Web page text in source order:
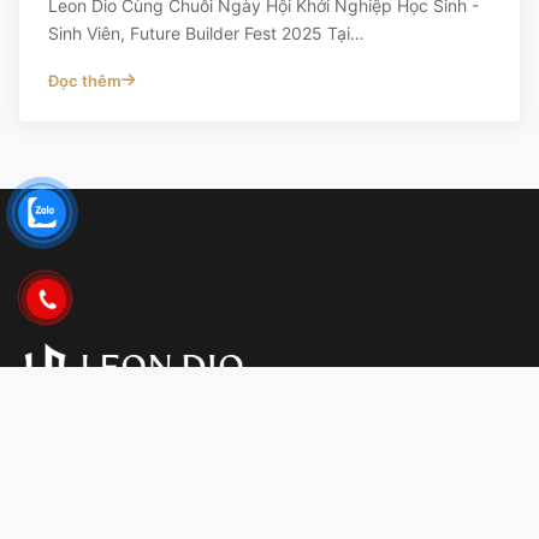
CHUỐI SỰ KIỆN LEON DIO 01/09/2025
Ngày Hội Khởi Nghiệp Học Sinh - Sinh Viên,
Future Builder Fest 2025 Đại Học Hồng
Bàng
Sinh Viên, Future Builder Fest 2025 Tại…